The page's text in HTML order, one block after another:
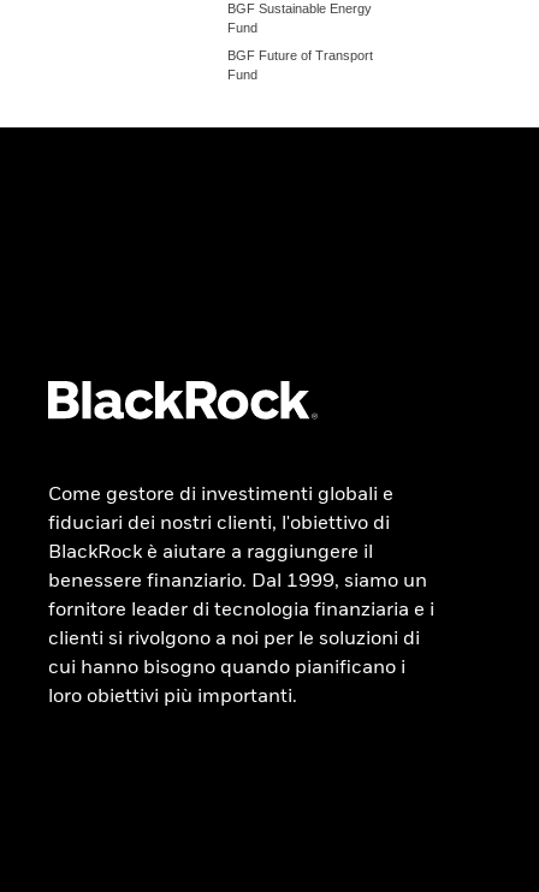
BGF Sustainable Energy
Fund
BGF Future of Transport
Fund
Come gestore di investimenti globali e
fiduciari dei nostri clienti, l'obiettivo di
BlackRock è aiutare a raggiungere il
benessere finanziario. Dal 1999, siamo un
fornitore leader di tecnologia finanziaria e i
clienti si rivolgono a noi per le soluzioni di
cui hanno bisogno quando pianificano i
loro obiettivi più importanti.